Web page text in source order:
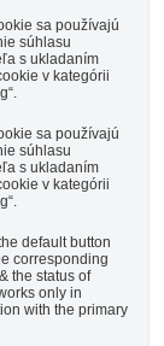
sa používajú
súhlasu
s ukladaním
v kategórii
sa používajú
súhlasu
s ukladaním
v kategórii
default button
corresponding
the status of
only in
with the primary